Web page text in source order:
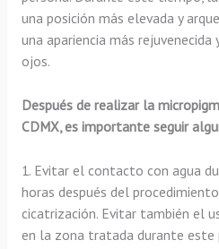
una posición más elevada y
una apariencia más
ojos.
Después de realizar la
CDMX, es importante seguir
1. Evitar el contacto con agua
horas después del
cicatrización. Evitar también el
en la zona tratada durante este